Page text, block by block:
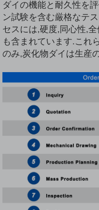
ダイの機能と耐久性を
ン試験を含む厳格なテ
セスには,硬度,同心性,
も含まれています.これ
のみ,炭化物ダイは生産